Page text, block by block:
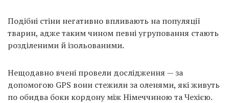
Подібні стіни негативно впливають на популяції
тварин, адже таким чином певні угруповання стають
розділеними й ізольованими.
Нещодавно вчені провели дослідження — за
допомогою GPS вони стежили за оленями, які живуть
по обидва боки кордону між Німеччиною та Чехією.